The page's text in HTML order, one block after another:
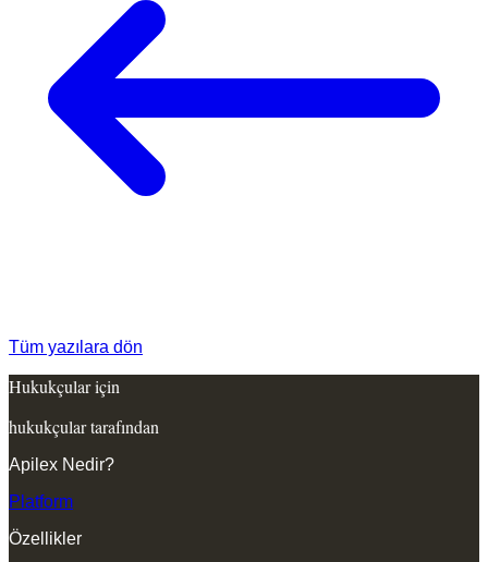
Tüm yazılara dön
Hukukçular için
hukukçular tarafından
Apilex Nedir?
Platform
Özellikler